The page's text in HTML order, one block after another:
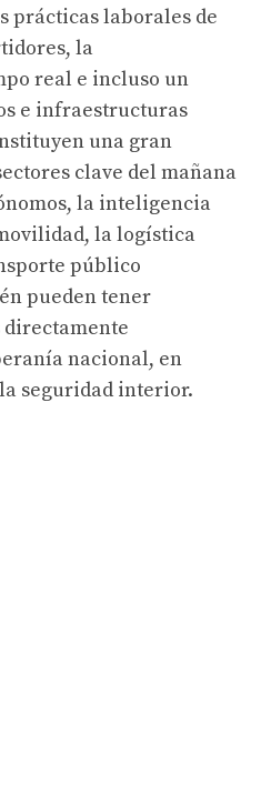
prácticas laborales de
la
real e incluso un
e infraestructuras
una gran
clave del mañana
la inteligencia
la logística
público
pueden tener
nacional, en
seguridad interior.